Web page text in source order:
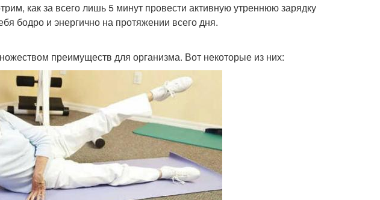
как за всего лишь 5 минут провести активную утреннюю зарядку
бодро и энергично на протяжении всего дня.
преимуществ для организма. Вот некоторые из них: